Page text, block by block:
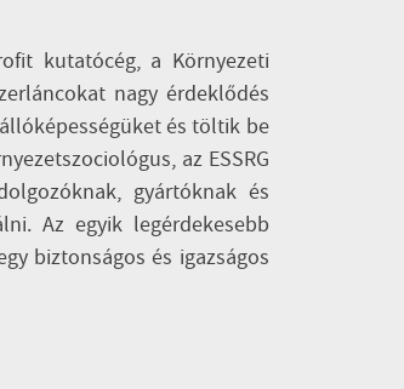
kutatócég, a Környezeti
nagy érdeklődés
és töltik be
az ESSRG
gyártóknak és
Az egyik legérdekesebb
biztonságos és igazságos